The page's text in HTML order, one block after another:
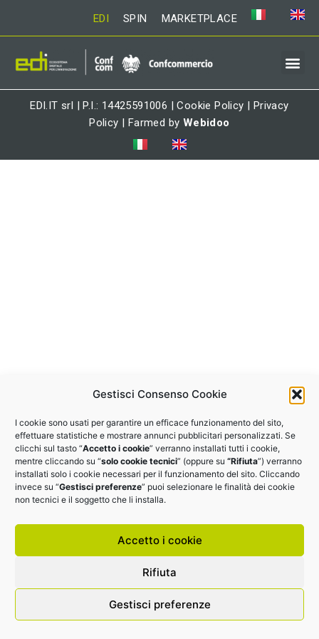
Gestisci Consenso Cookie
I cookie sono usati per garantire un efficace funzionamento del sito,
effettuare statistiche e mostrare annunci pubblicitari personalizzati. Se
clicchi sul tasto “Accetto i cookie” verranno installati tutti i cookie,
mentre cliccando su “solo cookie tecnici” (oppure su “Rifiuta”) verranno
installati solo i cookie necessari per il funzionamento del sito. Cliccando
invece su “Gestisci preferenze” puoi selezionare le finalità dei cookie
non tecnici e il soggetto che li installa.
Accetto i cookie
Rifiuta
Gestisci preferenze
EDI SPIN MARKETPLACE
EDI.IT srl | P.I.: 14425591006 |Cookie Policy | Privacy
Policy | Farmed by Webidoo